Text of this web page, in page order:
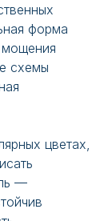
форма
мощения
схемы
цветах,
—